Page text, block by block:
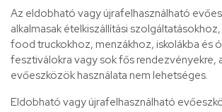
Az eldobható vagy újrafelhasználható
alkalmasak ételkiszállítási
food truckokhoz, menzákhoz, iskolákba és
fesztiválokra vagy sok fős rendezvényekre,
evőeszközök használata nem lehetséges.
Eldobható vagy újrafelhasználható